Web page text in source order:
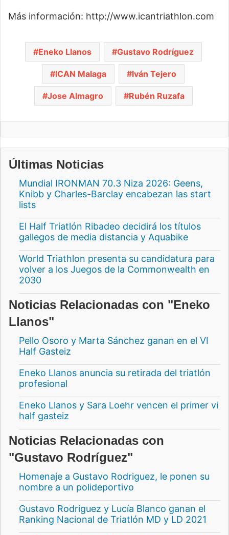
Más información: http://www.icantriathlon.com
Eneko Llanos Gustavo Rodríguez
ICAN Malaga Iván Tejero
Jose Almagro Rubén Ruzafa
Últimas Noticias
Mundial IRONMAN 70.3 Niza 2026: Geens,
Knibb y Charles-Barclay encabezan las start
lists
El Half Triatlón Ribadeo decidirá los títulos
gallegos de media distancia y Aquabike
World Triathlon presenta su candidatura para
volver a los Juegos de la Commonwealth en
2030
Noticias Relacionadas con "Eneko
Llanos"
Pello Osoro y Marta Sánchez ganan en el VI
Half Gasteiz
Eneko Llanos anuncia su retirada del triatlón
profesional
Eneko Llanos y Sara Loehr vencen el primer vi
half gasteiz
Noticias Relacionadas con
"Gustavo Rodríguez"
Homenaje a Gustavo Rodriguez, le ponen su
nombre a un polideportivo
Gustavo Rodríguez y Lucía Blanco ganan el
Ranking Nacional de Triatlón MD y LD 2021